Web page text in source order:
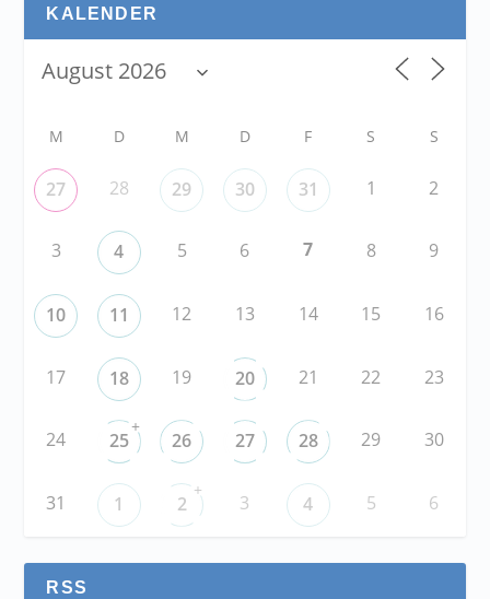
KALENDER
M D M D F S S
27 28 29 30 31 1 2
3 4 5 6 7 8 9
10 11 12 13 14 15 16
17 18 19 20 21 22 23
24 25
+
26 27 28 29 30
31 1 2
+
3 4 5 6
RSS